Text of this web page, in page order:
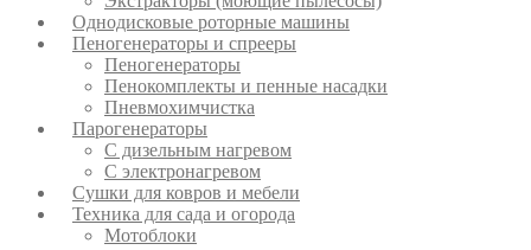
Однодисковые роторные машины
Пеногенераторы и спрееры
Пеногенераторы
Пенокомплекты и пенные насадки
Пневмохимчистка
Парогенераторы
С дизельным нагревом
С электронагревом
Сушки для ковров и мебели
Техника для сада и огорода
Мотоблоки